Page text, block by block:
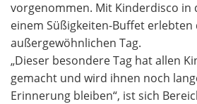
vorgenommen. Mit Kinderdisco in
einem Süßigkeiten-Buffet erlebten
außergewöhnlichen Tag.
„Dieser besondere Tag hat allen
gemacht und wird ihnen noch
Erinnerung bleiben“, ist sich